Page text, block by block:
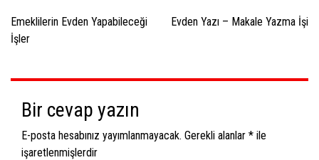
dolaşımı
Emeklilerin Evden Yapabileceği
İşler
Evden Yazı – Makale Yazma İşi
Bir cevap yazın
E-posta hesabınız yayımlanmayacak. Gerekli alanlar * ile
işaretlenmişlerdir